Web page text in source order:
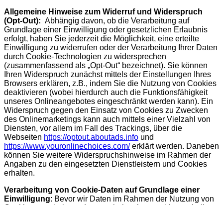
Allgemeine Hinweise zum Widerruf und Widerspruch
(Opt-Out): Abhängig davon, ob die Verarbeitung auf
Grundlage einer Einwilligung oder gesetzlichen Erlaubnis
erfolgt, haben Sie jederzeit die Möglichkeit, eine erteilte
Einwilligung zu widerrufen oder der Verarbeitung Ihrer Daten
durch Cookie-Technologien zu widersprechen
(zusammenfassend als „Opt-Out“ bezeichnet). Sie können
Ihren Widerspruch zunächst mittels der Einstellungen Ihres
Browsers erklären, z.B., indem Sie die Nutzung von Cookies
deaktivieren (wobei hierdurch auch die Funktionsfähigkeit
unseres Onlineangebotes eingeschränkt werden kann). Ein
Widerspruch gegen den Einsatz von Cookies zu Zwecken
des Onlinemarketings kann auch mittels einer Vielzahl von
Diensten, vor allem im Fall des Trackings, über die
Webseiten https://optout.aboutads.info und
https://www.youronlinechoices.com/erklärt werden. Daneben
können Sie weitere Widerspruchshinweise im Rahmen der
Angaben zu den eingesetzten Dienstleistern und Cookies
erhalten.
Verarbeitung von Cookie-Daten auf Grundlage einer
Einwilligung: Bevor wir Daten im Rahmen der Nutzung von